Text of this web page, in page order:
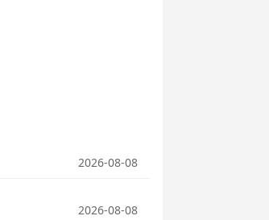
2026-08-08
2026-08-08